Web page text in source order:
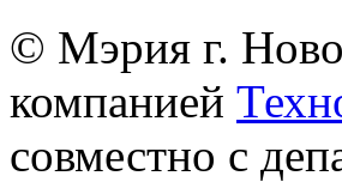
© Мэрия г.
компанией
совместно с